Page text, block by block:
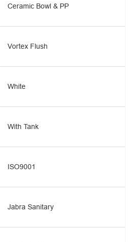
Ceramic Bowl & PP
Vortex Flush
White
With Tank
ISO9001
Jabra Sanitary